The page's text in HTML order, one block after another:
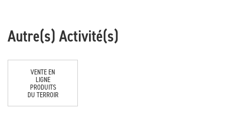
Autre(s) Activité(s)
VENTE EN
LIGNE
PRODUITS
DU TERROIR